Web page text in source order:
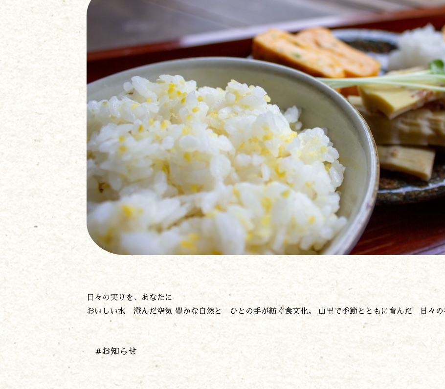
日々の実りを、あなたに
おいしい水 澄んだ空気 豊かな自然と ひとの手が紡ぐ食文化。 山里で季節とともに育んだ 日々の
#お知らせ
遊ぶ
買う
やま学校
開花情報
紅葉情報
森の風の記憶
お問い合わせ
諸塚村観光協会について
〒883-1301
0982-65-0178